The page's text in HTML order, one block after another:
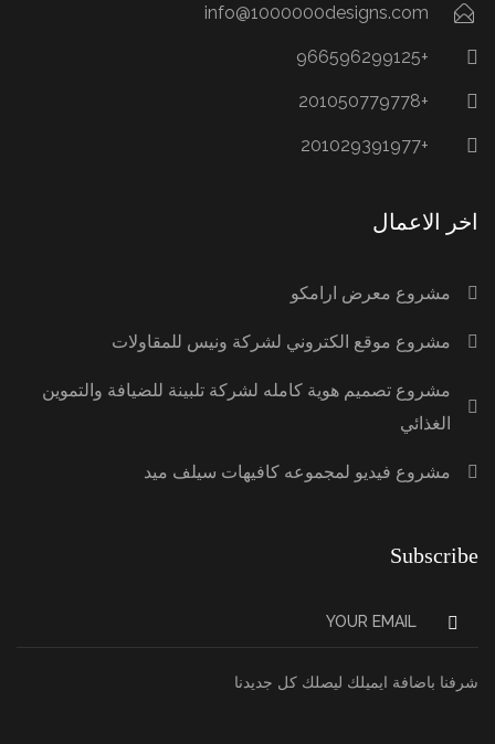
info@1000000designs.com
+966596299125
+201050779778
+201029391977
اخر الاعمال
مشروع معرض ارامكو
مشروع موقع الكتروني لشركة ونيس للمقاولات
مشروع تصميم هوية كامله لشركة تلبينة للضيافة والتموين
الغذائي
مشروع فيديو لمجموعه كافيهات سيلف ميد
Subscribe
شرفنا باضافة ايميلك ليصلك كل جديدنا